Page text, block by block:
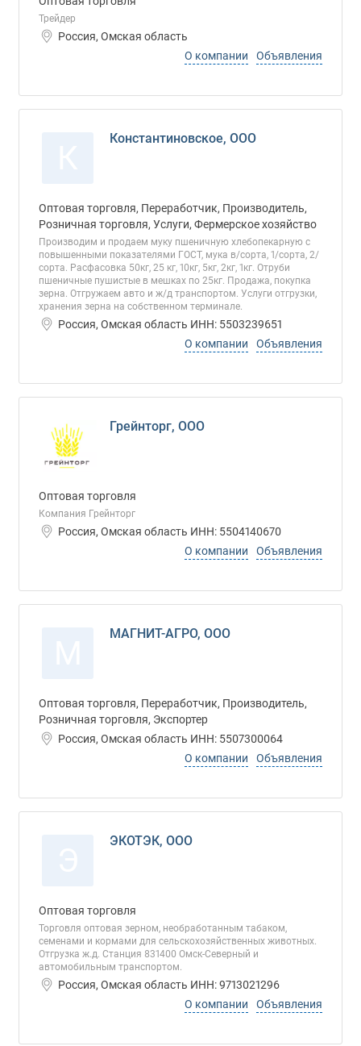
Трейдер
Россия, Омская область
О компании
Объявления
Константиновское, ООО
Оптовая торговля, Переработчик, Производитель,
Розничная торговля, Услуги, Фермерское хозяйство
Производим и продаем муку пшеничную хлебопекарную с
повышенными показателями ГОСТ, мука в/сорта, 1/сорта, 2/
сорта. Расфасовка 50кг, 25 кг, 10кг, 5кг, 2кг, 1кг. Отруби
пшеничные пушистые в мешках по 25кг. Продажа, покупка
зерна. Отгружаем авто и ж/д транспортом. Услуги отгрузки,
хранения зерна на собственном терминале.
Россия, Омская область ИНН: 5503239651
О компании
Объявления
Грейнторг, ООО
Оптовая торговля
Компания Грейнторг
Россия, Омская область ИНН: 5504140670
О компании
Объявления
МАГНИТ-АГРО, ООО
Оптовая торговля, Переработчик, Производитель,
Розничная торговля, Экспортер
Россия, Омская область ИНН: 5507300064
О компании
Объявления
ЭКОТЭК, ООО
Оптовая торговля
Торговля оптовая зерном, необработанным табаком,
семенами и кормами для сельскохозяйственных животных.
Отгрузка ж.д. Станция 831400 Омск-Северный и
автомобильным транспортом.
Россия, Омская область ИНН: 9713021296
О компании
Объявления